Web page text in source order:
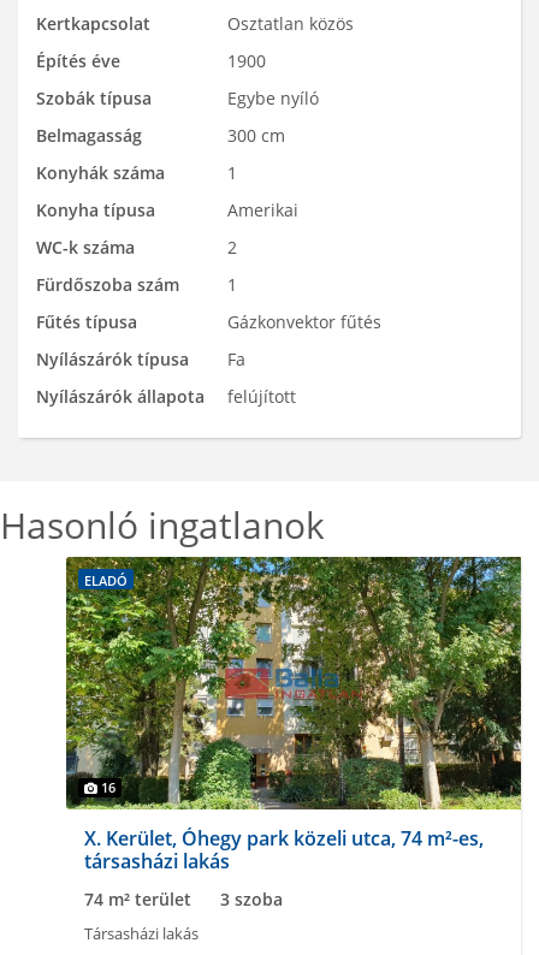
Kertkapcsolat
Osztatlan közös
Építés éve
1900
Szobák típusa
Egybe nyíló
Belmagasság
300 cm
Konyhák száma
1
Konyha típusa
Amerikai
WC-k száma
2
Fürdőszoba szám
1
Fűtés típusa
Gázkonvektor fűtés
Nyílászárók típusa
Fa
Nyílászárók állapota
felújított
Hasonló ingatlanok
ELADÓ
16
X. Kerület, Óhegy park közeli utca, 74 m²-es,
társasházi lakás
74 m² terület 3 szoba
Társasházi lakás